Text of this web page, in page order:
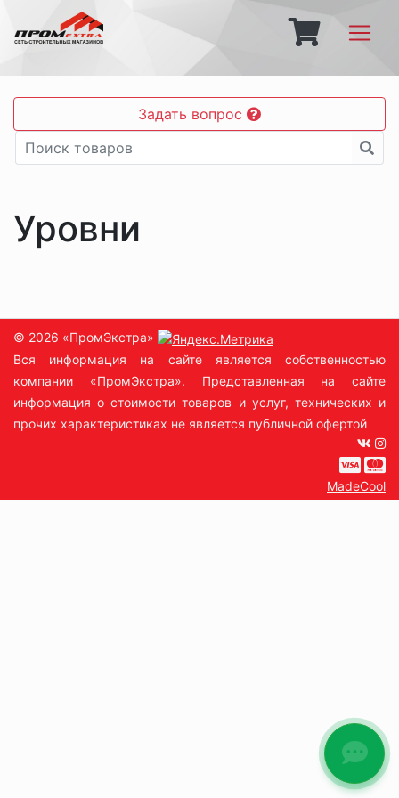
Задать вопрос
Уровни
© 2026 «ПромЭкстра»
Вся информация на сайте является собственностью
компании «ПромЭкстра». Представленная на сайте
информация о стоимости товаров и услуг, технических и
прочих характеристиках не является публичной офертой
MadeCool